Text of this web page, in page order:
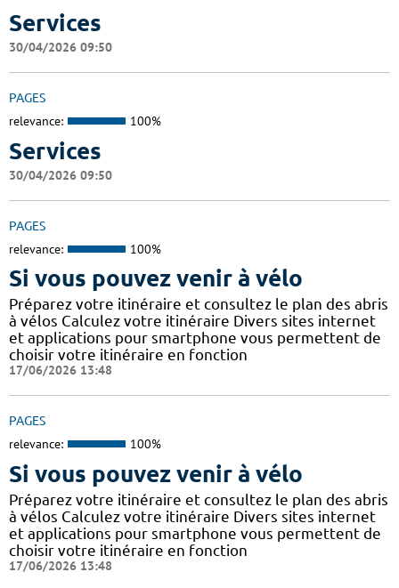
Services
30/04/2026 09:50
PAGES
relevance: 100%
Services
30/04/2026 09:50
PAGES
relevance: 100%
Si vous pouvez venir à vélo
Préparez votre itinéraire et consultez le plan des abris
à vélos Calculez votre itinéraire Divers sites internet
et applications pour smartphone vous permettent de
choisir votre itinéraire en fonction
17/06/2026 13:48
PAGES
relevance: 100%
Si vous pouvez venir à vélo
Préparez votre itinéraire et consultez le plan des abris
à vélos Calculez votre itinéraire Divers sites internet
et applications pour smartphone vous permettent de
choisir votre itinéraire en fonction
17/06/2026 13:48